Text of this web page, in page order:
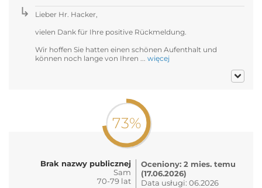
Lieber Hr. Hacker,
vielen Dank für Ihre positive Rückmeldung.
Wir hoffen Sie hatten einen schönen Aufenthalt und
können noch lange von Ihren ... więcej
73%
Brak nazwy publicznej
Sam
70-79 lat
Oceniony: 2 mies. temu
(17.06.2026)
Data usługi: 06.2026